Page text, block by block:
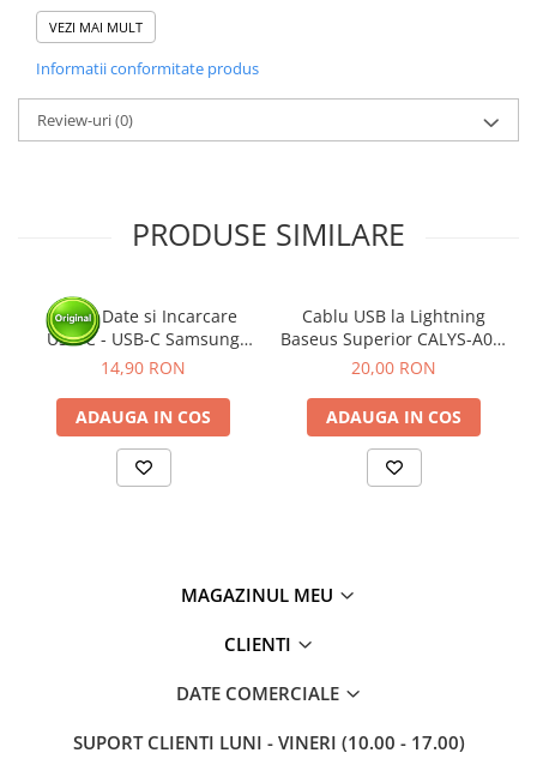
Rata de transfer la scriere (MB/s)
VEZI MAI MULT
Informatii conformitate produs
Review-uri(0)
PRODUSE SIMILARE
Cablu Date si Incarcare
USB-C - USB-C Samsung
Galaxy EP-DA705, 25W, 1m,
14,90 RON
ADAUGA IN COS
Cablu USB la Lightning
Baseus Superior CALYS-A01,
2.4A Fast Charging, 1m,
20,00 RON
ADAUGA IN COS
MAGAZINUL MEU
CLIENTI
DATE COMERCIALE
SUPORT CLIENTI LUNI - VINERI (10.00 - 17.00)